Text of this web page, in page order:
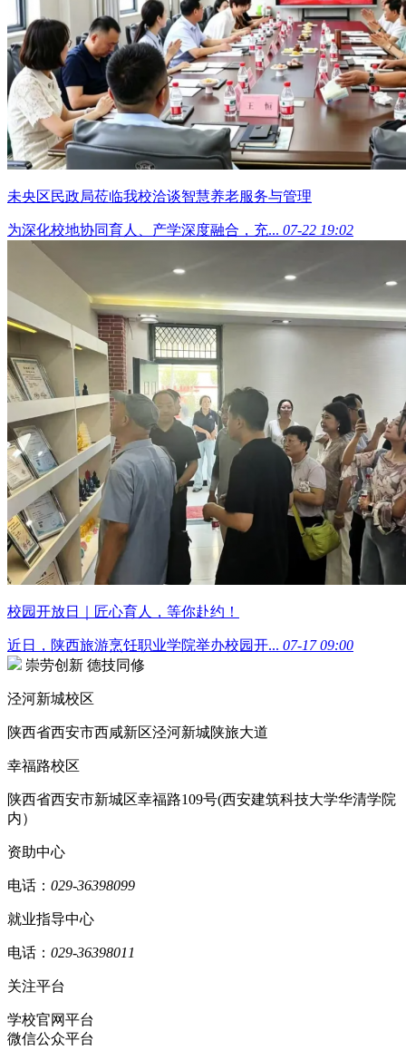
未央区民政局莅临我校洽谈智慧养老服务与管理
为深化校地协同育人、产学深度融合，充... 07-22 19:02
校园开放日｜匠心育人，等你赴约！
近日，陕西旅游烹饪职业学院举办校园开... 07-17 09:00
崇劳创新 德技同修
泾河新城校区
陕西省西安市西咸新区泾河新城陕旅大道
幸福路校区
陕西省西安市新城区幸福路109号(西安建筑科技大学华清学院
内）
资助中心
电话： 029-36398099
就业指导中心
电话： 029-36398011
关注平台
学校官网平台
微信公众平台